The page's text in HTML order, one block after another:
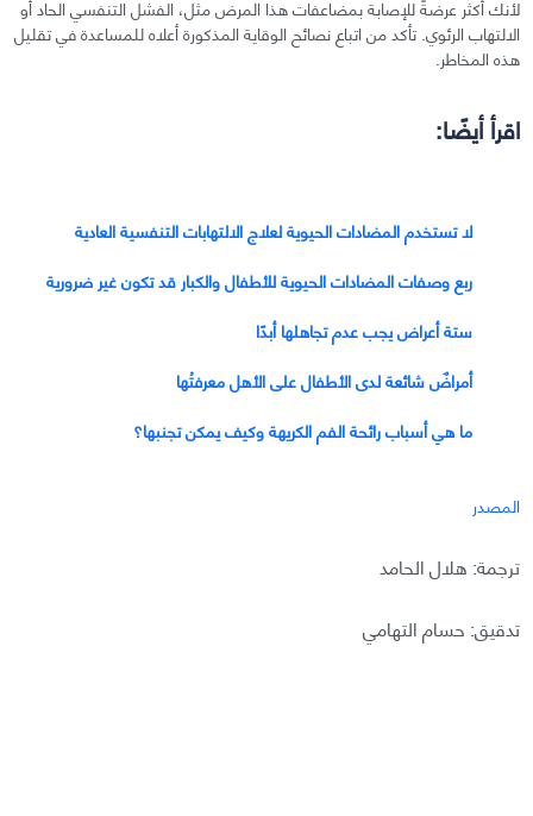
لأنك أكثر عرضةً للإصابة بمضاعفات هذا المرض مثل، الفشل التنفسي الحاد أو
الالتهاب الرئوي. تأكد من اتباع نصائح الوقاية المذكورة أعلاه للمساعدة في تقليل
هذه المخاطر.
اقرأ أيضًا:
لا تستخدم المضادات الحيوية لعلاج الالتهابات التنفسية العادية
ربع وصفات المضادات الحيوية للأطفال والكبار قد تكون غير ضرورية
ستة أعراض يجب عدم تجاهلها أبدًا
أمراضٌ شائعة لدى الأطفال على الأهل معرفتُها
ما هي أسباب رائحة الفم الكريهة وكيف يمكن تجنبها؟
المصدر
ترجمة: هلال الحامد
تدقيق: حسام التهامي